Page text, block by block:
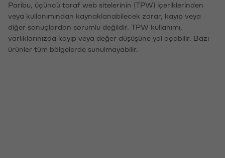
Paribu, üçüncü taraf web sitelerinin (TPW) içeriklerinden
veya kullanımından kaynaklanabilecek zarar, kayıp veya
diğer sonuçlardan sorumlu değildir. TPW kullanımı,
varlıklarınızda kayıp veya değer düşüşüne yol açabilir. Bazı
ürünler tüm bölgelerde sunulmayabilir.